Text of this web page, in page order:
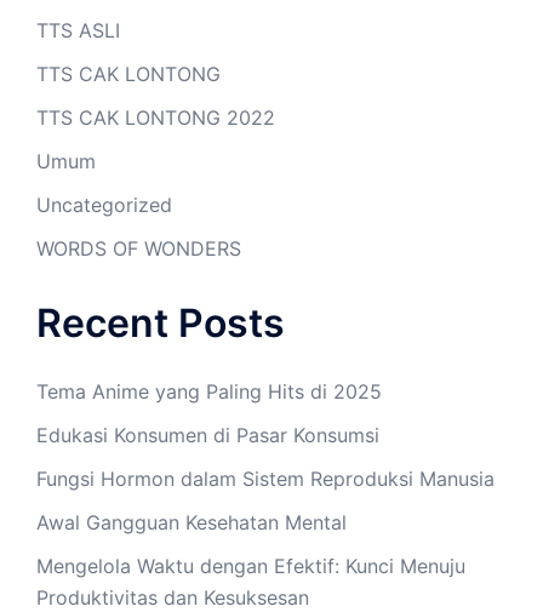
TTS ASLI
TTS CAK LONTONG
TTS CAK LONTONG 2022
Umum
Uncategorized
WORDS OF WONDERS
Recent Posts
Tema Anime yang Paling Hits di 2025
Edukasi Konsumen di Pasar Konsumsi
Fungsi Hormon dalam Sistem Reproduksi Manusia
Awal Gangguan Kesehatan Mental
Mengelola Waktu dengan Efektif: Kunci Menuju
Produktivitas dan Kesuksesan